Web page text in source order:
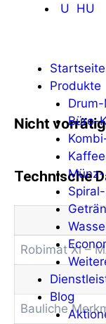
HU
Startseite
Produkte
Büro-
Blog
Nicht vorrätig
Technische
Robimat Xl –
Bauliche